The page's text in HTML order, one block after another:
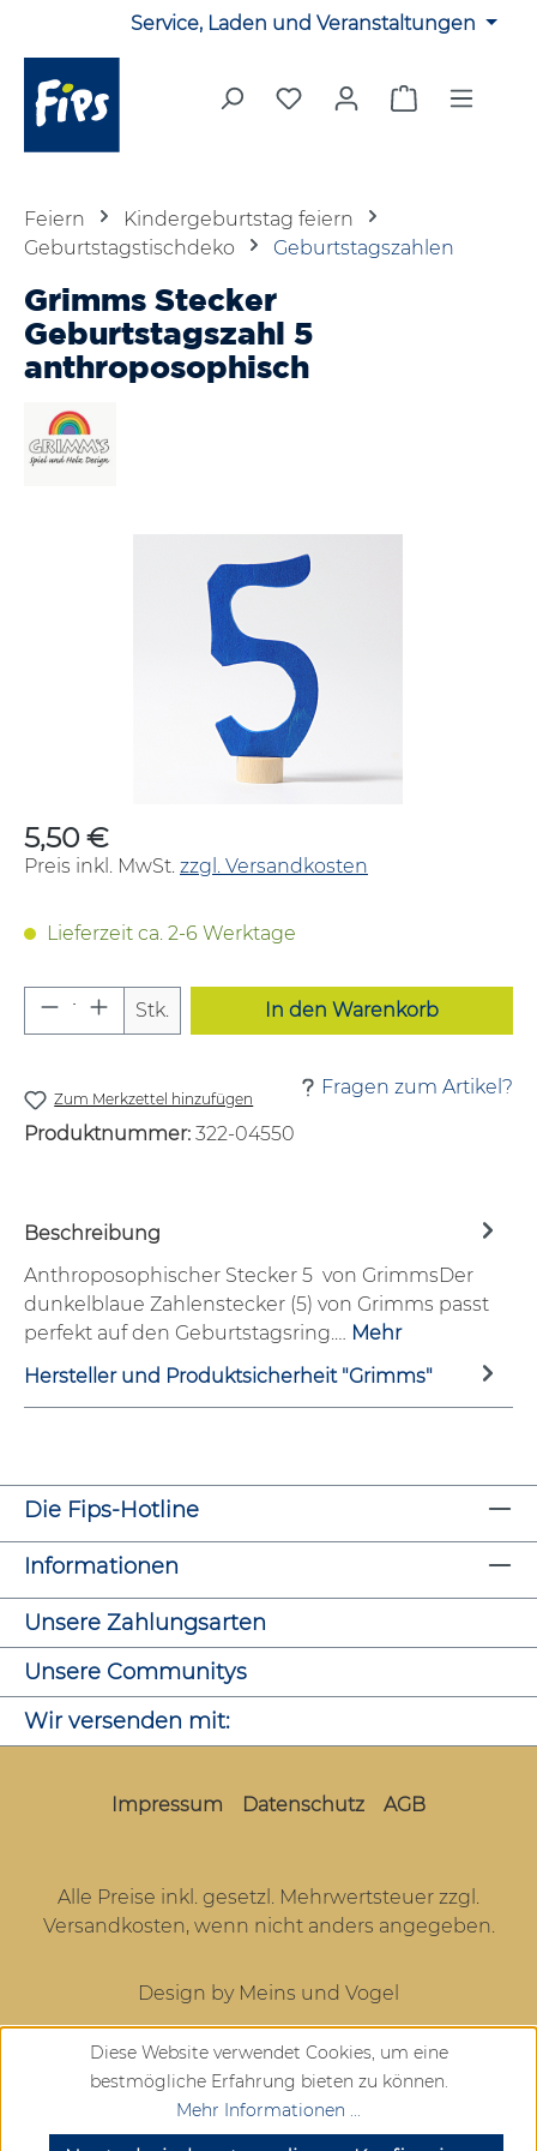
Zum Hauptinhalt springenService, Laden und Veranstaltungen
Du hast 0 Produkte auf
Warenkorb
Feiern
Kindergeburtstag feiern
Geburtstagstischdeko
Geburtstagszahlen
Grimms Stecker
Geburtstagszahl 5
anthroposophisch
Regulärer Preis:
5,50 €
Preis inkl. MwSt. zzgl. Versandkosten
Lieferzeit ca. 2-6 Werktage
Produkt Anzahl: Gib den
Stk. In den Warenkorb
Zum Merkzettel hinzufügen
Fragen zum Artikel?
Produktnummer: 322-04550
Beschreibung
Anthroposophischer Stecker 5 von GrimmsDer
dunkelblaue Zahlenstecker (5) von Grimms passt
perfekt auf den Geburtstagsring.… Mehr
Hersteller und Produktsicherheit "Grimms"
Die Fips-Hotline
Informationen
Unsere Zahlungsarten
Unsere Communitys
Wir versenden mit:
Impressum Datenschutz AGB
Alle Preise inkl. gesetzl. Mehrwertsteuer zzgl.
Versandkosten, wenn nicht anders angegeben.
Design by Meins und Vogel
Diese Website verwendet Cookies, um eine
bestmögliche Erfahrung bieten zu können.
Mehr Informationen ...
SEHR GUT (4.72 / 5)